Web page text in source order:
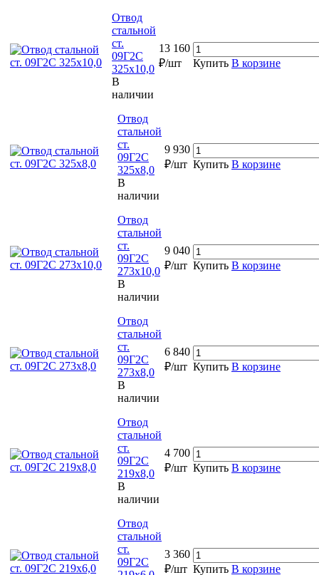
Отвод
стальной
ст.
09Г2С
325х10,0
В
наличии
13 160
₽/шт
Купить В корзине
Отвод
стальной
ст.
09Г2С
325х8,0
В
наличии
9 930
₽/шт Купить В корзине
Отвод
стальной
ст.
09Г2С
273х10,0
В
наличии
9 040
₽/шт Купить В корзине
Отвод
стальной
ст.
09Г2С
273х8,0
В
наличии
6 840
₽/шт Купить В корзине
Отвод
стальной
ст.
09Г2С
219х8,0
В
наличии
4 700
₽/шт Купить В корзине
Отвод
стальной
ст.
09Г2С
3 360
₽/шт Купить В корзине